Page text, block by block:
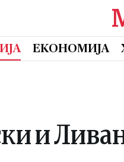
ЕКОНОМИЈА
и